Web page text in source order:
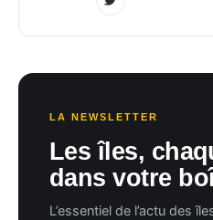
LA NEWSLETTER
Les îles,
dans votre
L’essentiel de l’actu des